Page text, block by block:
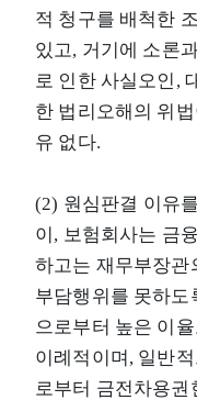
적 청구를 배척한
있고, 거기에 소론
로 인한 사실오인,
한 법리오해의 위
유 없다.
(2) 원심판결 이유
이, 보험회사는 금
하고는 재무부장관
부담행위를 못하도
으로부터 높은 이
이례적이며, 일반
로부터 금전차용권